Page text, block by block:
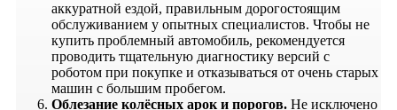
аккуратной ездой, правильным дорогостоящим
обслуживанием у опытных специалистов. Чтобы не
купить проблемный автомобиль, рекомендуется
проводить тщательную диагностику версий с
роботом при покупке и отказываться от очень старых
машин с большим пробегом.
Облезание колёсных арок и порогов. Не исключено